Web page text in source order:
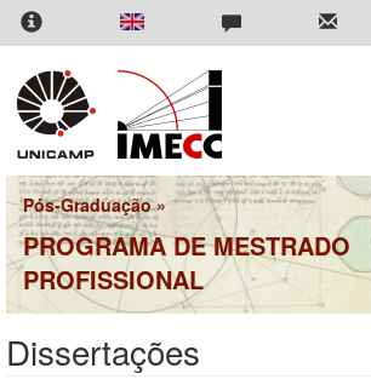
Pular
para
conteúdo
principal
Pós-Graduação»
PROGRAMA DE MESTRADO
PROFISSIONAL
Dissertações